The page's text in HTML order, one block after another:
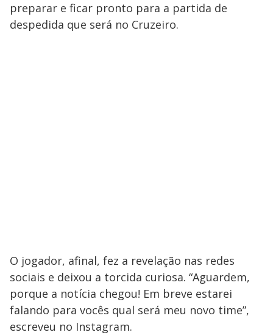
preparar e ficar pronto para a partida de
despedida que será no Cruzeiro.
O jogador, afinal, fez a revelação nas redes
sociais e deixou a torcida curiosa. “Aguardem,
porque a notícia chegou! Em breve estarei
falando para vocês qual será meu novo time”,
escreveu no Instagram.